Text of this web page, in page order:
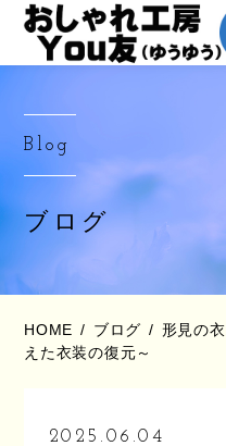
Blog
ブログ
HOME ブログ
形見の
えた衣装の復元～
2025.06.04